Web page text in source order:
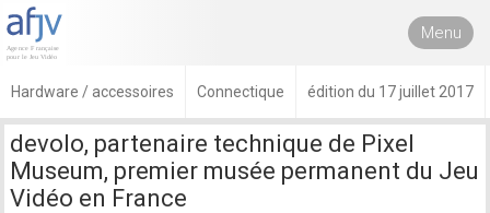
Menu
Hardware / accessoires Connectique édition du 17 juillet 2017
devolo, partenaire technique de Pixel
Museum, premier musée permanent du Jeu
Vidéo en France